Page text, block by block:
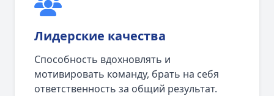
Лидерские качества
Способность вдохновлять и
мотивировать команду, брать на себя
ответственность за общий результат.